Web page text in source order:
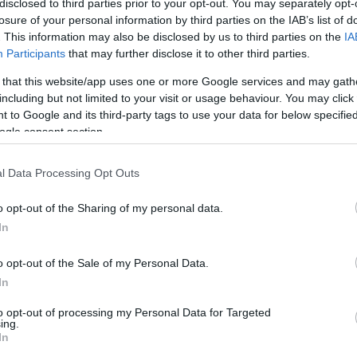
to third parties prior to your opt-out. You may separately
of your personal information by third parties on the IAB’s list of
This information may also be disclosed by us to third parties on the
Participants that may further disclose it to other third parties.
that this website/app uses one or more Google services and may
but not limited to your visit or usage behaviour. You may
to Google and its third-party tags to use your data for below
consent section.
Data Processing Opt Outs
opt-out of the Sharing of my personal data.
opt-out of the Sale of my Personal Data.
opt-out of processing my Personal Data for Targeted
/info@eurohoops.net
El jugador de baloncesto
estadounidense Saben Lee está a
punto de firmar un contrato de dos
años con elZalgiris.
experimentará cambios importantes
en su plantilla para la próxima
el Kaunas, y su posible sustituto es Saben
a 2-year contract deal with Zalgiris
YjxiOxaWnr